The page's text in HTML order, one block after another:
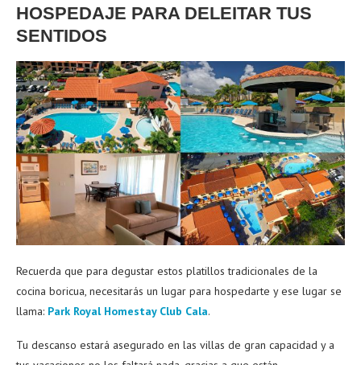
HOSPEDAJE PARA DELEITAR TUS
SENTIDOS
Recuerda que para degustar estos platillos tradicionales de la
cocina boricua, necesitarás un lugar para hospedarte y ese lugar se
llama: Park Royal Homestay Club Cala.
Tu descanso estará asegurado en las villas de gran capacidad y a